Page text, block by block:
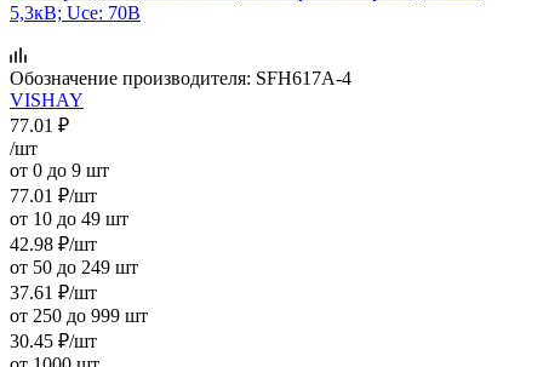
Обозначение производителя: SFH617A-4
VISHAY
77.01 ₽
/шт
от 0 до 9 шт
77.01 ₽/шт
от 10 до 49 шт
42.98 ₽/шт
от 50 до 249 шт
37.61 ₽/шт
от 250 до 999 шт
30.45 ₽/шт